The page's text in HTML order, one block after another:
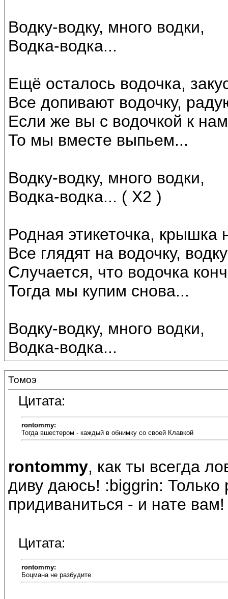
Водку-водку, много водки,
Водка-водка...
Ещё осталось водочка,
Все допивают водочку,
Если же вы с водочкой к
То мы вместе выпьем...
Водку-водку, много водки,
Водка-водка... ( X2 )
Родная этикеточка, крышка
Все глядят на водочку,
Случается, что водочка
Тогда мы купим снова...
Водку-водку, много водки,
Водка-водка...
Томоэ
Цитата:
rontommy:
Тогда вшестером - каждый в обнимку со своей Клавкой
rontommy, как ты всегда
диву даюсь! :biggrin:
придиваниться - и нате
Цитата:
rontommy:
Боцмана не разбудите